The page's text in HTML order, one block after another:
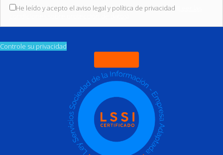
He leído y acepto el aviso legal y política de privacidad
Controle su privacidad